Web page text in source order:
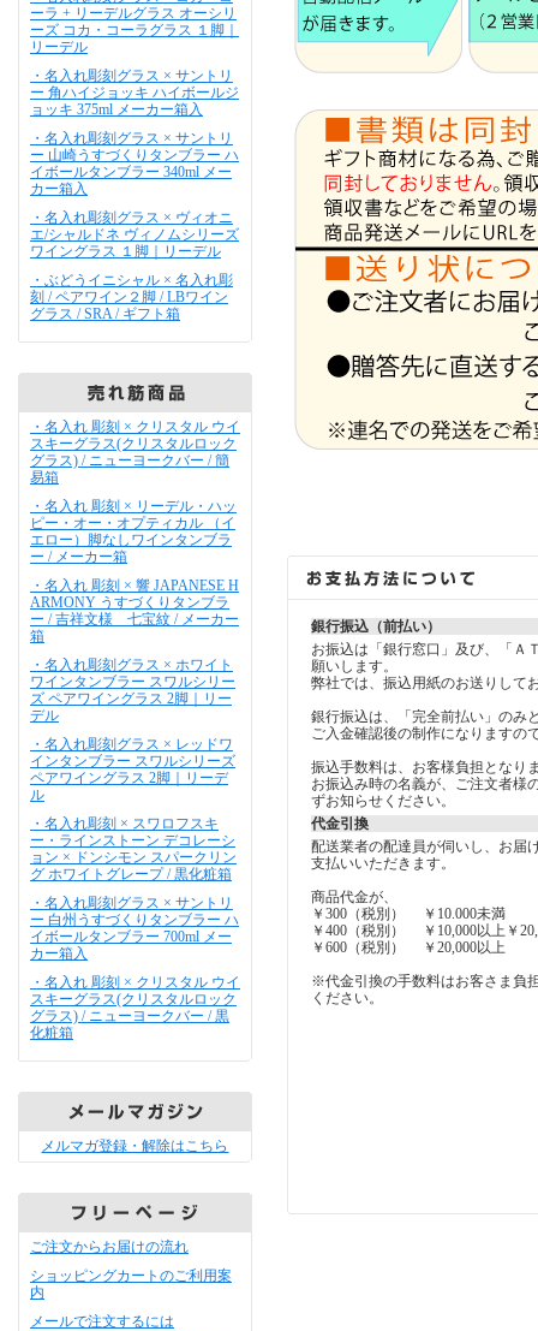
ーラ + リーデルグラス オーシリ
ーズ コカ・コーラグラス １脚｜
リーデル
・名入れ彫刻グラス × サントリ
ー 角ハイジョッキ ハイボールジ
ョッキ 375ml メーカー箱入
・名入れ彫刻グラス × サントリ
ー 山崎うすづくりタンブラー ハ
イボールタンブラー 340ml メー
カー箱入
・名入れ彫刻グラス × ヴィオニ
エ/シャルドネ ヴィノムシリーズ
ワイングラス １脚｜リーデル
・ぶどうイニシャル × 名入れ彫
刻 / ペアワイン２脚 / LBワイン
グラス / SRA / ギフト箱
・名入れ 彫刻 × クリスタル ウイ
スキーグラス(クリスタルロック
グラス) / ニューヨークバー / 簡
易箱
・名入れ 彫刻 × リーデル・ハッ
ピー・オー・オプティカル （イ
エロー）脚なしワインタンブラ
ー / メーカー箱
・名入れ 彫刻 × 響 JAPANESE H
ARMONY うすづくりタンブラ
ー / 吉祥文様 七宝紋 / メーカー
箱
・名入れ彫刻グラス × ホワイト
ワインタンブラー スワルシリー
ズ ペアワイングラス 2脚｜リー
デル
・名入れ彫刻グラス × レッドワ
インタンブラー スワルシリーズ
ペアワイングラス 2脚｜リーデ
ル
・名入れ彫刻 × スワロフスキ
ー・ラインストーン デコレーシ
ョン × ドンシモン スパークリン
グ ホワイトグレープ / 黒化粧箱
・名入れ彫刻グラス × サントリ
ー 白州うすづくりタンブラー ハ
イボールタンブラー 700ml メー
カー箱入
・名入れ 彫刻 × クリスタル ウイ
スキーグラス(クリスタルロック
グラス) / ニューヨークバー / 黒
化粧箱
メルマガ登録・解除はこちら
ご注文からお届けの流れ
ショッピングカートのご利用案
内
メールで注文するには
銀行振込（前払い）
お振込は「銀行窓口」及び、「Ａ
願いします。
弊社では、振込用紙のお送りして
銀行振込は、「完全前払い」のみ
ご入金確認後の制作になりますの
振込手数料は、お客様負担となり
お振込み時の名義が、ご注文者様
ずお知らせください。
代金引換
配送業者の配達員が伺いし、お届
支払いいただきます。
商品代金が、
￥300（税別） ￥10.000未満
￥400（税別） ￥10,000以上￥
￥600（税別） ￥20,000以上
※代金引換の手数料はお客さま負
ください。